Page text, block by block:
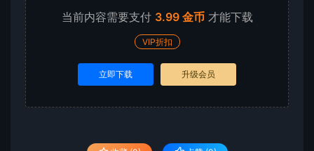
当前内容需要支付 3.99 金币 才能下载
VIP折扣
立即下载 升级会员